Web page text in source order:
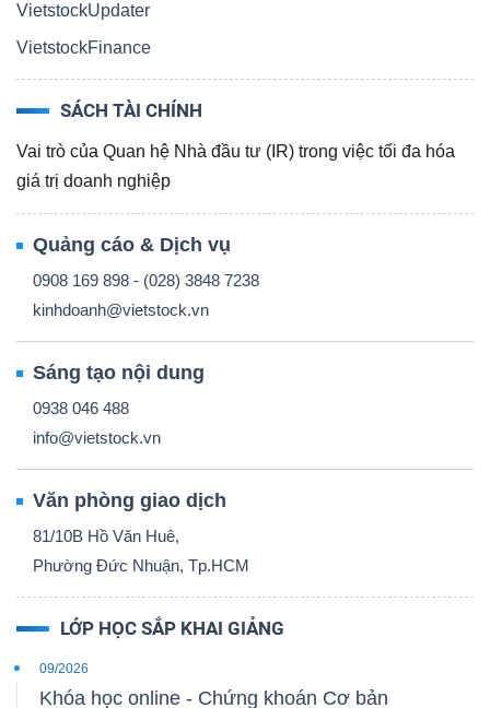
VietstockUpdater
VietstockFinance
SÁCH TÀI CHÍNH
Vai trò của Quan hệ Nhà đầu tư (IR) trong việc tối đa hóa
giá trị doanh nghiệp
Quảng cáo & Dịch vụ
0908 169 898 - (028) 3848 7238
kinhdoanh@vietstock.vn
Sáng tạo nội dung
0938 046 488
info@vietstock.vn
Văn phòng giao dịch
81/10B Hồ Văn Huê,
Phường Đức Nhuận, Tp.HCM
LỚP HỌC SẮP KHAI GIẢNG
09/2026
Khóa học online - Chứng khoán Cơ bản
tạo
Sách
tài
chính
cụ
đầu
tư
chính